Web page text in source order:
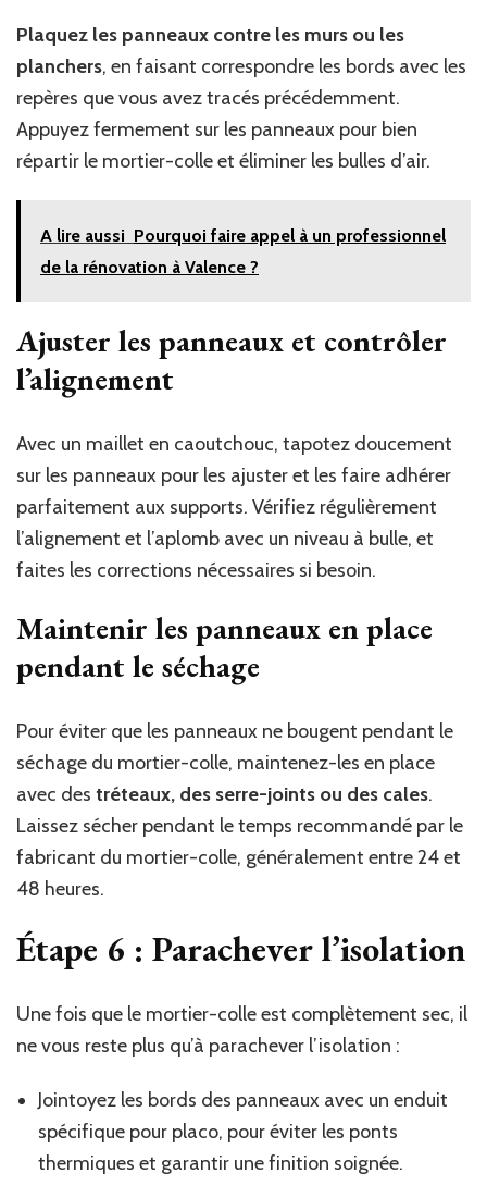
Plaquez les panneaux contre les murs ou les
planchers, en faisant correspondre les bords avec les
repères que vous avez tracés précédemment.
Appuyez fermement sur les panneaux pour bien
répartir le mortier-colle et éliminer les bulles d’air.
A lire aussi Pourquoi faire appel à un professionnel
de la rénovation à Valence ?
Ajuster les panneaux et contrôler
l’alignement
Avec un maillet en caoutchouc, tapotez doucement
sur les panneaux pour les ajuster et les faire adhérer
parfaitement aux supports. Vérifiez régulièrement
l’alignement et l’aplomb avec un niveau à bulle, et
faites les corrections nécessaires si besoin.
Maintenir les panneaux en place
pendant le séchage
Pour éviter que les panneaux ne bougent pendant le
séchage du mortier-colle, maintenez-les en place
avec des tréteaux, des serre-joints ou des cales.
Laissez sécher pendant le temps recommandé par le
fabricant du mortier-colle, généralement entre 24 et
48 heures.
Étape 6 : Parachever l’isolation
Une fois que le mortier-colle est complètement sec, il
ne vous reste plus qu’à parachever l’isolation :
Jointoyez les bords des panneaux avec un enduit
spécifique pour placo, pour éviter les ponts
thermiques et garantir une finition soignée.